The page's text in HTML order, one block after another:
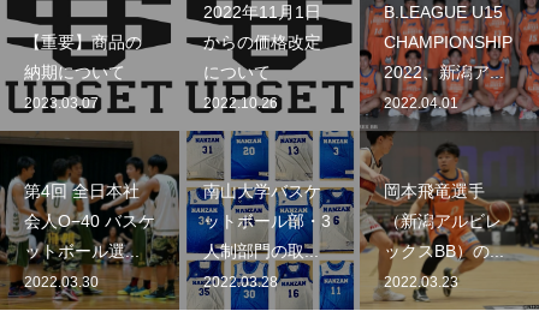
【重要】商品の
納期について
2023.03.07
2022年11月1日
からの価格改定
について
2022.10.26
B.LEAGUE U15
CHAMPIONSHIP
2022、新潟ア...
2022.04.01
第4回 全日本社
会人O−40 バスケ
ットボール選...
2022.03.30
南山大学バスケ
ットボール部・3
人制部門の取...
2022.03.28
岡本飛竜選手
（新潟アルビレ
ックスBB）の...
2022.03.23